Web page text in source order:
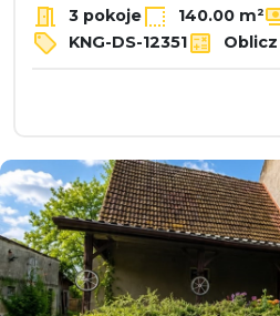
3 pokoje 140.00 m²
KNG-DS-12351